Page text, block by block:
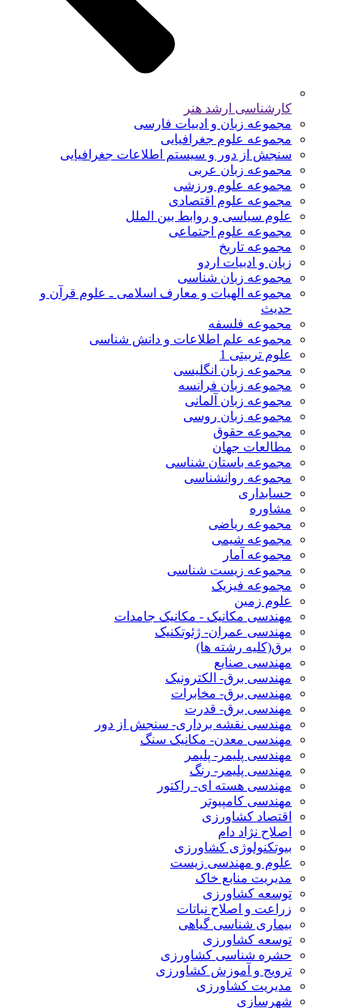
کارشناسی ارشد هنر
مجموعه زبان و ادبیات فارسی
مجموعه علوم جغرافیایی
سنجش از دور و سیستم اطلاعات جغرافیایی
مجموعه زبان عربی
مجموعه علوم ورزشی
مجموعه علوم اقتصادی
علوم سیاسی و روابط بین الملل
مجموعه علوم اجتماعی
مجموعه تاریخ
زبان و ادبیات اردو
مجموعه زبان شناسی
مجموعه الهیات و معارف اسلامی ـ علوم قرآن و
حدیث
مجموعه فلسفه
مجموعه علم اطلاعات و دانش شناسی
علوم تربیتی 1
مجموعه زبان انگلیسی
مجموعه زبان فرانسه
مجموعه زبان آلمانی
مجموعه زبان روسی
مجموعه حقوق
مطالعات جهان
مجموعه باستان شناسی
مجموعه روانشناسی
حسابداری
مشاوره
مجموعه ریاضی
مجموعه شیمی
مجموعه آمار
مجموعه زیست شناسی
مجموعه فیزیک
علوم زمین
مهندسی مکانیک - مکانیک جامدات
مهندسی عمران- ژئوتکنیک
برق(کلیه رشته ها)
مهندسی صنایع
مهندسی برق- الکترونیک
مهندسی برق- مخابرات
مهندسی برق- قدرت
مهندسی نقشه برداری- سنجش از دور
مهندسی معدن- مکانیک سنگ
مهندسی پلیمر- پلیمر
مهندسی پلیمر- رنگ
مهندسی هسته ای- راکتور
مهندسی کامپیوتر
اقتصاد کشاورزی
اصلاح نژاد دام
بیوتکنولوژی کشاورزی
علوم و مهندسی زیست
مدیریت منابع خاک
توسعه کشاورزی
زراعت و اصلاح نباتات
بیماری شناسی گیاهی
توسعه کشاورزی
حشره شناسی کشاورزی
ترویج و آموزش کشاورزی
مدیریت کشاورزی
شهرسازی